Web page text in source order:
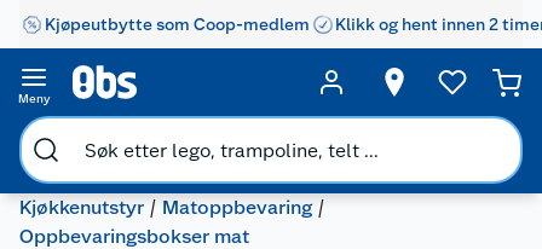
Kjøpeutbytte som Coop-medlem Klikk og hent innen 2
Meny
Kjøkkenutstyr
Matoppbevaring
Oppbevaringsbokser mat